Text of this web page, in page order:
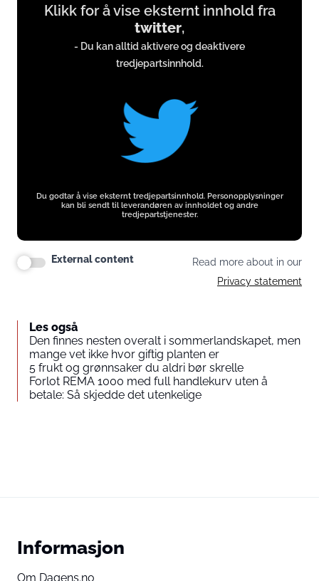
contentKlikk for å vise eksternt innhold fra
twitter,
- Du kan alltid aktivere og deaktivere
tredjepartsinnhold.
Du godtar å vise eksternt tredjepartsinnhold. Personopplysninger
kan bli sendt til leverandøren av innholdet og andre
tredjepartstjenester.
External content
Read more about in our
Privacy statement
Les også
Den finnes nesten overalt i sommerlandskapet, men
mange vet ikke hvor giftig planten er
5 frukt og grønnsaker du aldri bør skrelle
Forlot REMA 1000 med full handlekurv uten å
betale: Så skjedde det utenkelige
Informasjon
Om Dagens.no